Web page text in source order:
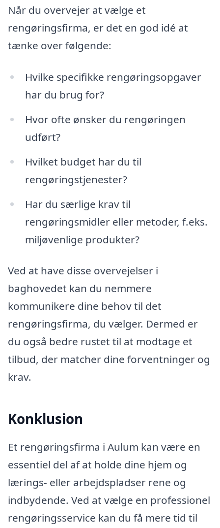
Når du overvejer at vælge et
rengøringsfirma, er det en god idé at
tænke over følgende:
Hvilke specifikke rengøringsopgaver
har du brug for?
Hvor ofte ønsker du rengøringen
udført?
Hvilket budget har du til
rengøringstjenester?
Har du særlige krav til
rengøringsmidler eller metoder, f.eks.
miljøvenlige produkter?
Ved at have disse overvejelser i
baghovedet kan du nemmere
kommunikere dine behov til det
rengøringsfirma, du vælger. Dermed er
du også bedre rustet til at modtage et
tilbud, der matcher dine forventninger og
krav.
Konklusion
Et rengøringsfirma i Aulum kan være en
essentiel del af at holde dine hjem og
lærings- eller arbejdspladser rene og
indbydende. Ved at vælge en professionel
rengøringsservice kan du få mere tid til